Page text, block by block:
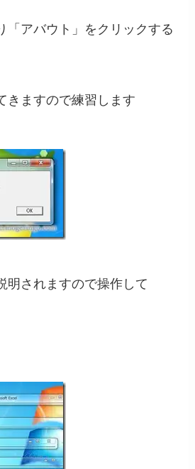
「アバウト」をクリックする
きますので練習します
明されますので操作して